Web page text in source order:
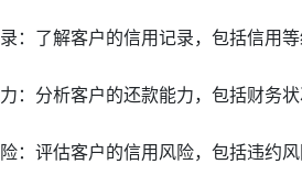
：了解客户的信用记录，包括信用等
：分析客户的还款能力，包括财务状
：评估客户的信用风险，包括违约风